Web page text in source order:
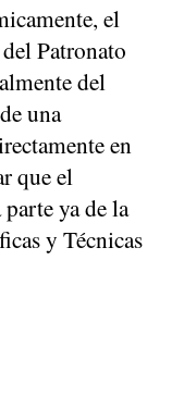
el
Patronato
del
una
en
que el
ya de la
y Técnicas